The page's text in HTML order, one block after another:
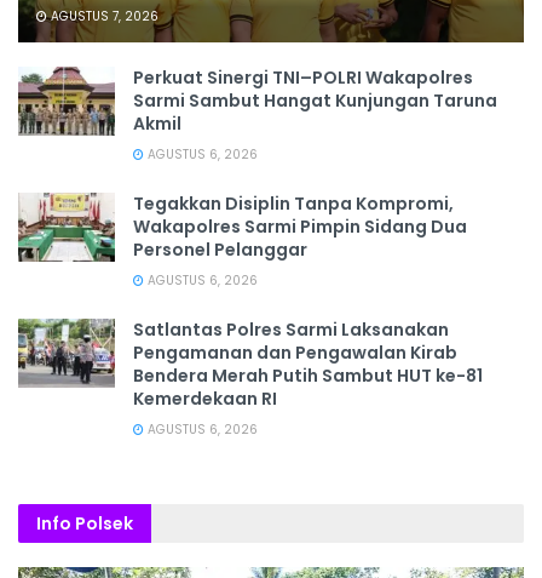
AGUSTUS 7, 2026
Perkuat Sinergi TNI–POLRI Wakapolres
Sarmi Sambut Hangat Kunjungan Taruna
Akmil
AGUSTUS 6, 2026
Tegakkan Disiplin Tanpa Kompromi,
Wakapolres Sarmi Pimpin Sidang Dua
Personel Pelanggar
AGUSTUS 6, 2026
Satlantas Polres Sarmi Laksanakan
Pengamanan dan Pengawalan Kirab
Bendera Merah Putih Sambut HUT ke-81
Kemerdekaan RI
AGUSTUS 6, 2026
Info Polsek